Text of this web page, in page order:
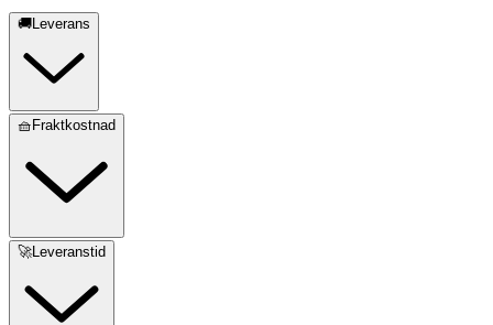
🚚Leverans
🧺Fraktkostnad
🚀Leveranstid